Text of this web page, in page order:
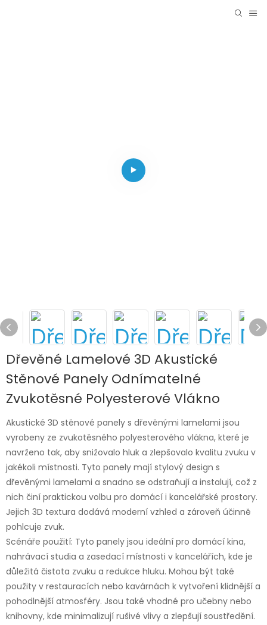
Dřevěné Lamelové 3D Akustické
Stěnové Panely Odnímatelné
Zvukotěsné Polyesterové Vlákno
Akustické 3D stěnové panely s dřevěnými lamelami jsou
vyrobeny ze zvukotěsného polyesterového vlákna, které je
navrženo tak, aby snižovalo hluk a zlepšovalo kvalitu zvuku v
jakékoli místnosti. Tyto panely mají stylový design s
dřevěnými lamelami a snadno se odstraňují a instalují, což z
nich činí praktickou volbu pro domácí i kancelářské prostory.
Jejich 3D textura dodává moderní vzhled a zároveň účinně
pohlcuje zvuk.
Scénáře použití: Tyto panely jsou ideální pro domácí kina,
nahrávací studia a zasedací místnosti v kancelářích, kde je
důležitá čistota zvuku a redukce hluku. Mohou být také
použity v restauracích nebo kavárnách k vytvoření klidnější a
pohodlnější atmosféry. Jsou také vhodné pro učebny nebo
knihovny, kde minimalizují rušivé vlivy a zlepšují soustředění.